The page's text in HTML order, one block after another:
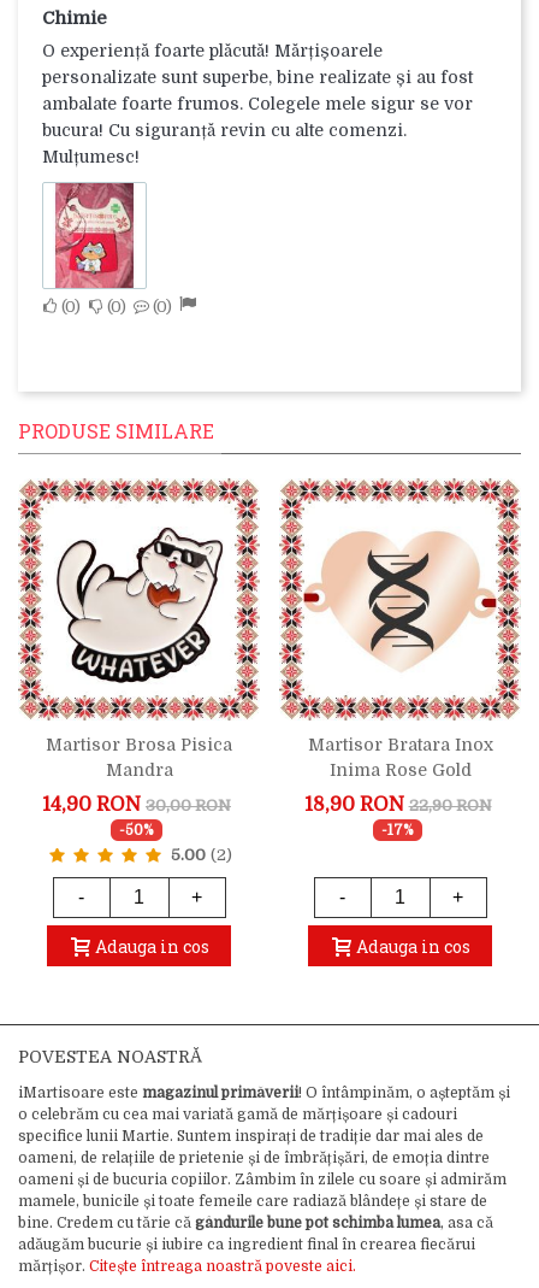
Chimie
O experiență foarte plăcută! Mărțișoarele
personalizate sunt superbe, bine realizate și au fost
ambalate foarte frumos. Colegele mele sigur se vor
bucura! Cu siguranță revin cu alte comenzi.
Mulțumesc!
0 0 0
PRODUSE SIMILARE
Martisor Brosa Pisica
Mandra
14,90 RON 30,00 RON
-50%
5.00 (2)
- +
Adauga in cos
Martisor Bratara Inox
Inima Rose Gold
Genetician
18,90 RON 22,90 RON
-17%
- +
Adauga in cos
POVESTEA NOASTRĂ
iMartisoare este magazinul primăverii! O întâmpinăm, o așteptăm și
o celebrăm cu cea mai variată gamă de mărțișoare și cadouri
specifice lunii Martie. Suntem inspirați de tradiție dar mai ales de
oameni, de relațiile de prietenie și de îmbrățișări, de emoția dintre
oameni și de bucuria copiilor. Zâmbim în zilele cu soare și admirăm
mamele, bunicile și toate femeile care radiază blândețe și stare de
bine. Credem cu tărie că gândurile bune pot schimba lumea, asa că
adăugăm bucurie și iubire ca ingredient final în crearea fiecărui
mărțișor. Citește întreaga noastră poveste aici.